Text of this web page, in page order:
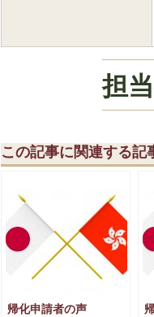
担
この記事に関連する記
帰化申請者の声